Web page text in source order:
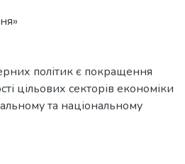
політик є покращення
цільових секторів економіки
та національному